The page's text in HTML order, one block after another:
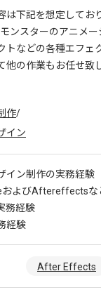
は下記を想定してお
ンスターのアニメ
トなどの各種エフェ
他の作業もお任せ致
作/
イン
イン制作の実務経験
およびAftereffectsな
務経験
経験
After Effects